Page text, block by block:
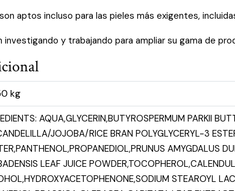
aptos incluso para las pieles más exigentes,
y trabajando para ampliar su gama de
kg
AQUA,GLYCERIN,BUTYROSPERMUM PARKII
JOJOBA/RICE BRAN POLYGLYCERYL-3
AMYGDALUS
LEAF JUICE
STEAROYL